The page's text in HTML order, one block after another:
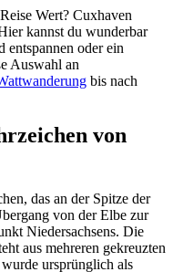
Wert? Cuxhaven
kannst du wunderbar
entspannen oder ein
Auswahl an
bis nach
von
das an der Spitze der
von der Elbe zur
Niedersachsens. Die
aus mehreren gekreuzten
ursprünglich als